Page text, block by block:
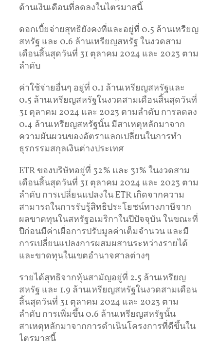
ด้านเงินเดือนที่ลดลงในไตรมาสนี้
ดอกเบี้ยจ่ายสุทธิยังคงที่และอยู่ที่ 0.5 ล้านเหรียญ
สหรัฐ และ 0.6 ล้านเหรียญสหรัฐ ในงวดสาม
เดือนสิ้นสุดวันที่ 31 ตุลาคม 2024 และ 2023 ตาม
ลำดับ
ค่าใช้จ่ายอื่นๆ อยู่ที่ 0.1 ล้านเหรียญสหรัฐและ
0.5 ล้านเหรียญสหรัฐในงวดสามเดือนสิ้นสุดวันที่
31 ตุลาคม 2024 และ 2023 ตามลำดับ การลดลง
0.4 ล้านเหรียญสหรัฐนั้น มีสาเหตุหลักมาจาก
ความผันผวนของอัตราแลกเปลี่ยนในการทำ
ธุรกรรมสกุลเงินต่างประเทศ
ETR ของบริษัทอยู่ที่ 32% และ 31% ในงวดสาม
เดือนสิ้นสุดวันที่ 31 ตุลาคม 2024 และ 2023 ตาม
ลำดับ การเปลี่ยนแปลงใน ETR เกิดจากความ
สามารถในการรับรู้สิทธิประโยชน์ทางภาษีจาก
ผลขาดทุนในสหรัฐอเมริกาในปีปัจจุบัน ในขณะที่
ปีก่อนมีค่าเผื่อการปรับมูลค่าเต็มจำนวน และมี
การเปลี่ยนแปลงการผสมผสานระหว่างรายได้
และขาดทุนในเขตอำนาจศาลต่างๆ
รายได้สุทธิจากหุ้นสามัญอยู่ที่ 2.5 ล้านเหรียญ
สหรัฐ และ 1.9 ล้านเหรียญสหรัฐในงวดสามเดือน
สิ้นสุดวันที่ 31 ตุลาคม 2024 และ 2023 ตาม
ลำดับ การเพิ่มขึ้น 0.6 ล้านเหรียญสหรัฐนั้น
สาเหตุหลักมาจากการดำเนินโครงการที่ดีขึ้นใน
ไตรมาสนี้